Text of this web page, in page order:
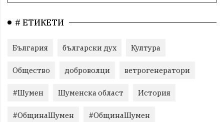
# ЕТИКЕТИ
България български дух Култура
Общество доброволци ветрогенератори
#Шумен Шуменска област История
#ОбщинаШумен #ОбщинаШумен